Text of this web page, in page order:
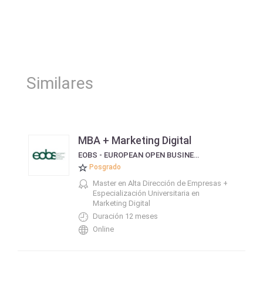
Similares
MBA + Marketing Digital
EOBS - EUROPEAN OPEN BUSINESS SCHOOL
Posgrado
Master en Alta Dirección de Empresas +
Especialización Universitaria en
Marketing Digital
Duración 12 meses
Online